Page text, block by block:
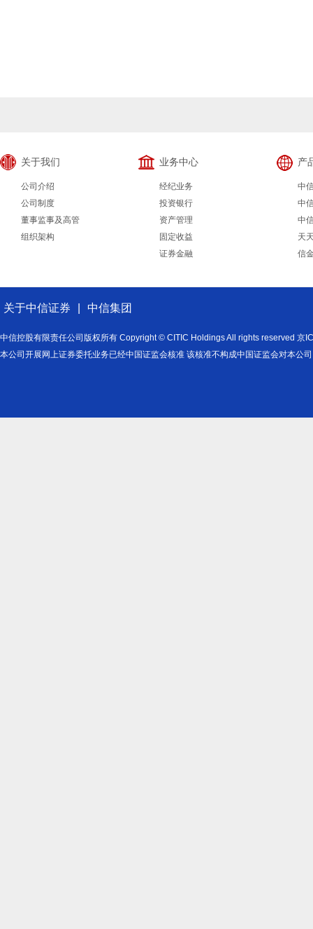
关于我们
公司介绍
公司制度
董事监事及高管
组织架构
业务中心
经纪业务
投资银行
资产管理
固定收益
证券金融
产
中
中
中
天
信
关于中信证券 中信集团
中信控股有限责任公司版权所有 Copyright © CITIC Holdings All rights reserved 京
本公司开展网上证券委托业务已经中国证监会核准 该核准不构成中国证监会对本公